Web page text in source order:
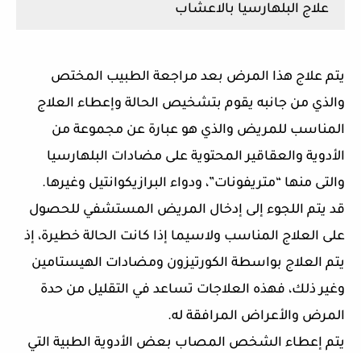
علاج البلهارسيا بالاعشاب
يتم علاج هذا المرض بعد مراجعة الطبيب المختص
والذي من جانبه يقوم بتشخيص الحالة وإعطاء العلاج
المناسب للمريض والذي هو عبارة عن مجموعة من
الأدوية والعقاقير المحتوية على مضادات البلهارسيا
والتى منها “متريفونات”، ودواء البرازيكوانتيل وغيرها.
قد يتم اللجوء إلى إدخال المريض المستشفي للحصول
على العلاج المناسب ولاسيما إذا كانت الحالة خطيرة، إذ
يتم العلاج بواسطة الكورتيزون ومضادات الهيستامين
وغير ذلك، فهذه العلاجات تساعد في التقليل من حدة
المرض والأعراض المرافقة له.
يتم إعطاء الشخص المصاب بعض الأدوية الطبية التي